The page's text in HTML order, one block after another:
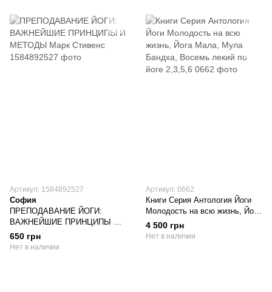
Артикул: 1584892527
София
ПРЕПОДАВАНИЕ ЙОГИ:
ВАЖНЕЙШИЕ ПРИНЦИПЫ И
МЕТОДЫ Марк Стивенс
650 грн
Нет в наличии
Артикул: 0662
Книги Серия Антология Йоги
Молодость на всю жизнь, Йога
Мала, Мула Бандха, Восемь
лекий по йоге 2,3,5,6
4 500 грн
Нет в наличии